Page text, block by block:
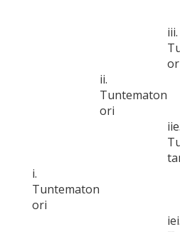
i.
Tuntematon
ori
ii.
Tuntematon
ori
iii.
iie.
iei.